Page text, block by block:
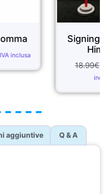
Signing di Way &
€ IVA
aggiuntive Q & A